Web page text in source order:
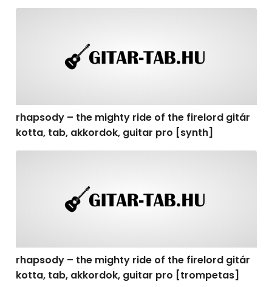
rhapsody – the mighty ride of the firelord gitár
kotta, tab, akkordok, guitar pro [synth]
rhapsody – the mighty ride of the firelord gitár
kotta, tab, akkordok, guitar pro [trompetas]